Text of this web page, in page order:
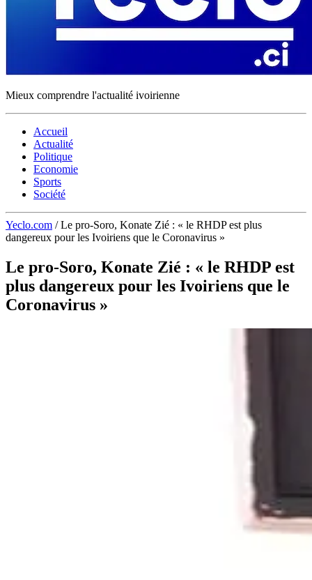
Mieux comprendre l'actualité ivoirienne
Accueil
Actualité
Politique
Economie
Sports
Société
Yeclo.com / Le pro-Soro, Konate Zié : « le RHDP est plus
dangereux pour les Ivoiriens que le Coronavirus »
Le pro-Soro, Konate Zié : « le RHDP est
plus dangereux pour les Ivoiriens que le
Coronavirus »